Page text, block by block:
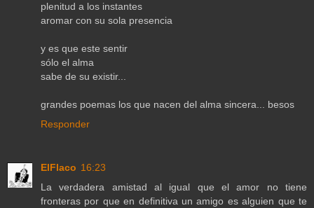
plenitud a los instantes
aromar con su sola presencia
y es que este sentir
sólo el alma
sabe de su existir...
grandes poemas los que nacen del alma sincera... besos
Responder
ElFlaco 16:23
La verdadera amistad al igual que el amor no tiene
fronteras por que en definitiva un amigo es alguien que te